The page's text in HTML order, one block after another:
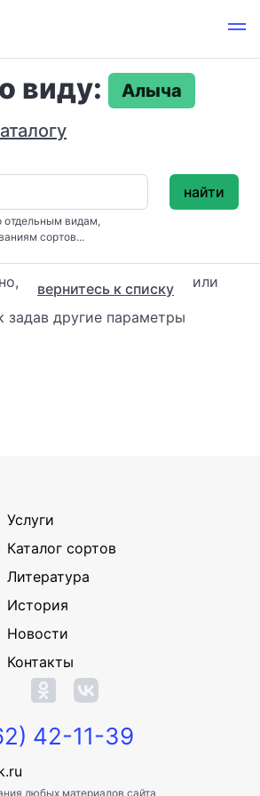
виду:
Алыча
отдельным видам,
сортов...
найти
вернитесь к списку
или
задав другие параметры
Услуги
Каталог сортов
Литература
История
Новости
Контакты
42-11-39
любых материалов сайта